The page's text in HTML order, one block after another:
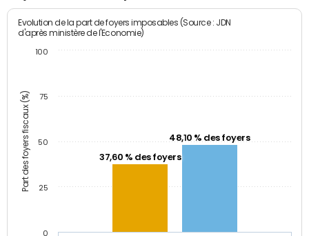
Part des foyers fiscaux (%)
Evolution de la part de foyers imposables (Source : JDN
d'après ministère de l'Economie)
37,60 % des foyers
48,10 % des foyers
0
25
50
75
100